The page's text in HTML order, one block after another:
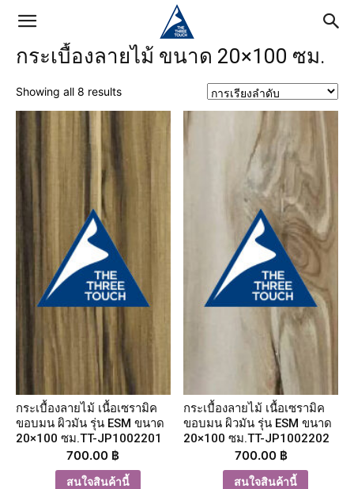
กระเบื้องลายไม้ ขนาด 20×100 ซม.
Showing all 8 results
กระเบื้องลายไม้ เนื้อเซรามิค
ขอบมน ผิวมัน รุ่น ESM ขนาด
20×100 ซม.TT-JP1002201
700.00 ฿
สนใจสินค้านี้
กระเบื้องลายไม้ เนื้อเซรามิค
ขอบมน ผิวมัน รุ่น ESM ขนาด
20×100 ซม.TT-JP1002202
700.00 ฿
สนใจสินค้านี้